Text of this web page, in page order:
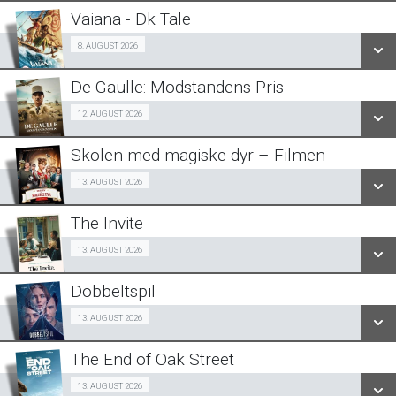
LÆS MERE
SE ALLE DAGE
LÆS MERE
Vaiana - Dk Tale
8. AUGUST 2026
SE ALLE DAGE
LÆS MERE
De Gaulle: Modstandens Pris
12. AUGUST 2026Ældre sagen 12/08
SE ALLE DAGE
LÆS MERE
Skolen med magiske dyr – Filmen
13. AUGUST 2026
SE ALLE DAGE
LÆS MERE
The Invite
13. AUGUST 2026
SE ALLE DAGE
LÆS MERE
Dobbeltspil
13. AUGUST 2026
SE ALLE DAGE
The End of Oak Street
13. AUGUST 2026